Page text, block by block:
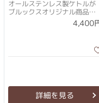
オールステンレス製ケトルが
ブルックスオリジナル商品で
4,400
詳細を見る